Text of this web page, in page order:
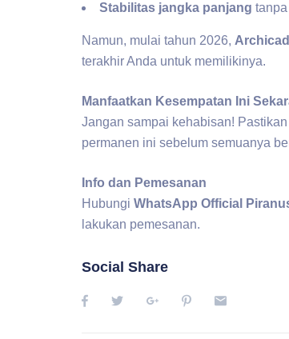
Stabilitas jangka panjang
Namun, mulai tahun 2026,
terakhir Anda untuk memilikinya.
Manfaatkan Kesempatan Ini
Jangan sampai kehabisan!
permanen ini sebelum semuanya
Info dan Pemesanan
Hubungi WhatsApp Official
lakukan pemesanan.
Social Share